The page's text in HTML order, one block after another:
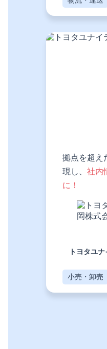
拠点を超え
現し、 社内
に！
トヨタユ
小売・卸売